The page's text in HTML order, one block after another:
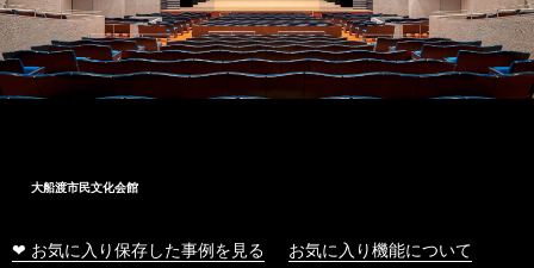
大船渡市民文化会館
❤ お気に入り保存した事例を見る お気に入り機能について